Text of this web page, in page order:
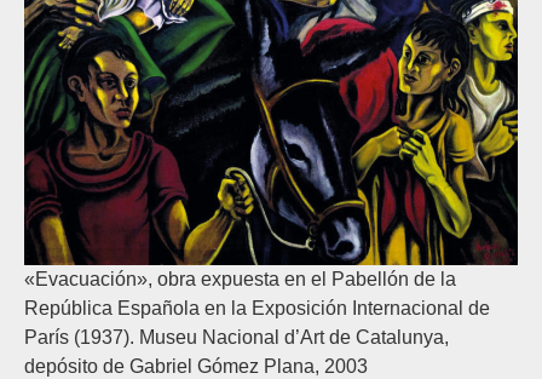
«Evacuación», obra expuesta en el Pabellón de la
República Española en la Exposición Internacional de
París (1937). Museu Nacional d’Art de Catalunya,
depósito de Gabriel Gómez Plana, 2003